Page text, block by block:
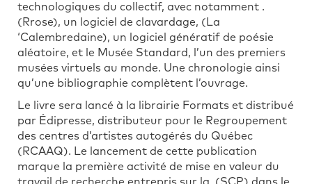
technologiques du collectif, avec notamment .
(Rrose), un logiciel de clavardage, (La
‘Calembredaine), un logiciel génératif de poésie
aléatoire, et le Musée Standard, l’un des premiers
musées virtuels au monde. Une chronologie ainsi
qu’une bibliographie complètent l’ouvrage.
Le livre sera lancé à la librairie Formats et distribué
par Édipresse, distributeur pour le Regroupement
des centres d’artistes autogérés du Québec
(RCAAQ). Le lancement de cette publication
marque la première activité de mise en valeur du
travail de recherche entrepris sur la .(SCP) dans le